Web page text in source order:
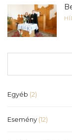
Egyéb (2)
Esemény (12)